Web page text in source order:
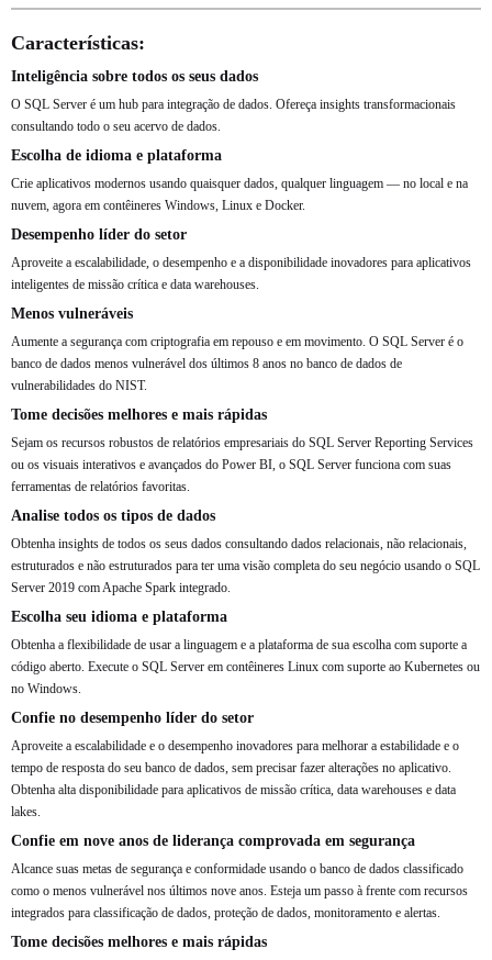
Características:
Inteligência sobre todos os seus dados
O SQL Server é um hub para integração de dados. Ofereça insights transformacionais
consultando todo o seu acervo de dados.
Escolha de idioma e plataforma
Crie aplicativos modernos usando quaisquer dados, qualquer linguagem — no local e na
nuvem, agora em contêineres Windows, Linux e Docker.
Desempenho líder do setor
Aproveite a escalabilidade, o desempenho e a disponibilidade inovadores para aplicativos
inteligentes de missão crítica e data warehouses.
Menos vulneráveis
Aumente a segurança com criptografia em repouso e em movimento. O SQL Server é o
banco de dados menos vulnerável dos últimos 8 anos no banco de dados de
vulnerabilidades do NIST.
Tome decisões melhores e mais rápidas
Sejam os recursos robustos de relatórios empresariais do SQL Server Reporting Services
ou os visuais interativos e avançados do Power BI, o SQL Server funciona com suas
ferramentas de relatórios favoritas.
Analise todos os tipos de dados
Obtenha insights de todos os seus dados consultando dados relacionais, não relacionais,
estruturados e não estruturados para ter uma visão completa do seu negócio usando o SQL
Server 2019 com Apache Spark integrado.
Escolha seu idioma e plataforma
Obtenha a flexibilidade de usar a linguagem e a plataforma de sua escolha com suporte a
código aberto. Execute o SQL Server em contêineres Linux com suporte ao Kubernetes ou
no Windows.
Confie no desempenho líder do setor
Aproveite a escalabilidade e o desempenho inovadores para melhorar a estabilidade e o
tempo de resposta do seu banco de dados, sem precisar fazer alterações no aplicativo.
Obtenha alta disponibilidade para aplicativos de missão crítica, data warehouses e data
lakes.
Confie em nove anos de liderança comprovada em segurança
Alcance suas metas de segurança e conformidade usando o banco de dados classificado
como o menos vulnerável nos últimos nove anos. Esteja um passo à frente com recursos
integrados para classificação de dados, proteção de dados, monitoramento e alertas.
Tome decisões melhores e mais rápidas